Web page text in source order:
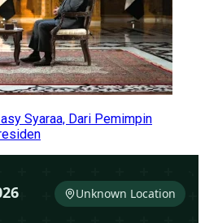
Syaraa, Dari Pemimpin